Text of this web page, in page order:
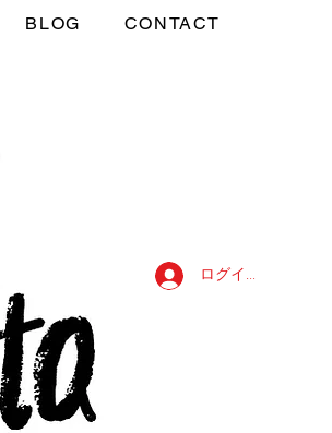
BLOG CONTACT
ログイン